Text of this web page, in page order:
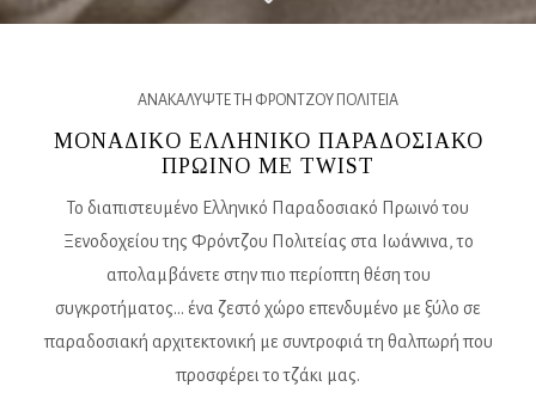
ΑΝΑΚΑΛΥΨΤΕ ΤΗ ΦΡΟΝΤΖΟΥ ΠΟΛΙΤΕΙΑ
ΜΟΝΑΔΙΚO ΕΛΛΗΝΙΚΟ ΠΑΡΑΔΟΣΙΑΚΟ
ΠΡΩΙΝΟ ME TWIST
Το διαπιστευμένο Ελληνικό Παραδοσιακό Πρωινό του
Ξενοδοχείου της Φρόντζου Πολιτείας στα Ιωάννινα, το
απολαμβάνετε στην πιο περίοπτη θέση του
συγκροτήματος… ένα ζεστό χώρο επενδυμένο με ξύλο σε
παραδοσιακή αρχιτεκτονική με συντροφιά τη θαλπωρή που
προσφέρει το τζάκι μας.